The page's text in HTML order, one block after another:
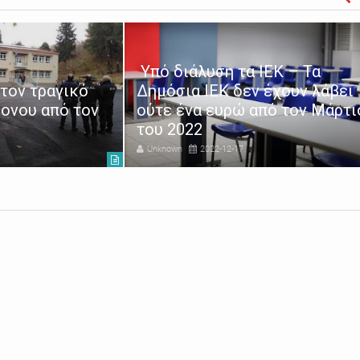
τραγικό
από τον
Υπό διάλυση τα ΙΕΚ – Τα
Δημόσια ΙΕΚ δεν έχουν λάβει
ούτε ένα ευρώ από τον
του 2022
Unknown 2022-12-17